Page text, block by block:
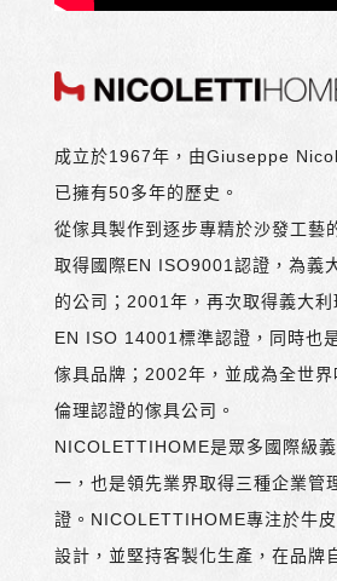
成立於1967年，由Giuseppe
已擁有50多年的歷史。
從傢具製作到逐步專精於沙發工藝
取得國際EN ISO9001認證，為義
的公司；2001年，再次取得義大
EN ISO 14001標準認證，同時也
傢具品牌；2002年，並成為全世
倫理認證的傢具公司。
NICOLETTIHOME是眾多國際級
一，也是領先業界取得三種企業管
證。NICOLETTIHOME專注於牛
設計，並堅持客製化生產，在品牌